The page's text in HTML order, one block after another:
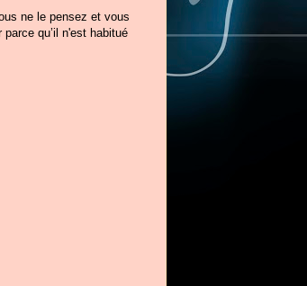
ne le pensez et vous
qu’il n'est habitué